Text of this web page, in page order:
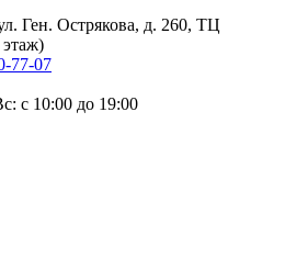
Ген. Острякова, д. 260, ТЦ
77-07
с 10:00 до 19:00